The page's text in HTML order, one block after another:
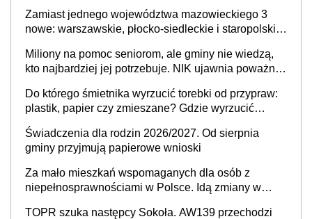
Zamiast jednego województwa mazowieckiego 3
nowe: warszawskie, płocko-siedleckie i staropolskie.
stołecznych
Miliony na pomoc seniorom, ale gminy nie wiedzą,
kto najbardziej jej potrzebuje. NIK ujawnia poważną
Do którego śmietnika wyrzucić torebki od przypraw:
plastik, papier czy zmieszane? Gdzie wyrzucić
Świadczenia dla rodzin 2026/2027. Od sierpnia
gminy przyjmują papierowe wnioski
Za mało mieszkań wspomaganych dla osób z
niepełnosprawnościami w Polsce. Idą zmiany w
TOPR szuka następcy Sokoła. AW139 przechodzi